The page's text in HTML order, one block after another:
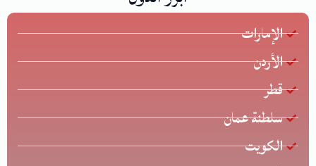
الإمارات
الأردن
قطر
سلطنة عمان
الكويت